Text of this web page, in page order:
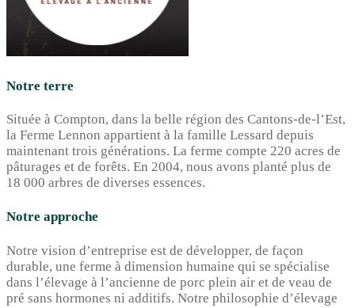
Notre terre
Située à Compton, dans la belle région des Cantons-de-l’Est,
la Ferme Lennon appartient à la famille Lessard depuis
maintenant trois générations. La ferme compte 220 acres de
pâturages et de forêts. En 2004, nous avons planté plus de
18 000 arbres de diverses essences.
Notre approche
Notre vision d’entreprise est de développer, de façon
durable, une ferme à dimension humaine qui se spécialise
dans l’élevage à l’ancienne de porc plein air et de veau de
pré sans hormones ni additifs. Notre philosophie d’élevage